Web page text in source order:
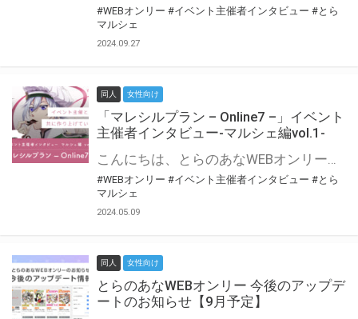
#WEBオンリー #イベント主催者インタビュー #とら
マルシェ
2024.09.27
同人 女性向け
「マレシルプラン – Online7 –」イベント
主催者インタビュー-マルシェ編vol.1-
こんにちは、とらのあなWEBオンリー運営スタッフです。 新たにお届けする、イベント主催者インタビュー-マルシェ編-は、 とらのあなWEBオンリー「マルシェ」をご利用した主催様に 「マルシェ」を使って開催した感想や心がけをお聞きする企画です。 今回は、WEBオンリー開催7回目迎えた「マレシルプラン – Online7 –」より、 主催の玉川うた様にお話を伺いました。 ▼マレシルプランのインタビュー前回記事 「イベント主催者インタビュー vol.6」はこちら 協力：玉川うた様（マレシルプラン実行委員会 代表）／イベント公式Twitter（@mallesil_plan） とらのあなWEBオンリー「マルシェ」とは？ WEBオンリーでリアルタイムでコミュニケーションがとれるオンライン会場です。
#WEBオンリー #イベント主催者インタビュー #とら
マルシェ
2024.05.09
同人 女性向け
とらのあなWEBオンリー 今後のアップデ
ートのお知らせ【9月予定】